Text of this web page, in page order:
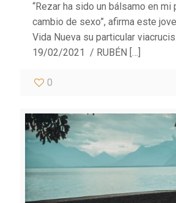
“Rezar ha sido un bálsamo en mi
cambio de sexo”, afirma este
Vida Nueva su particular
19/02/2021 / RUBÉN […]
0